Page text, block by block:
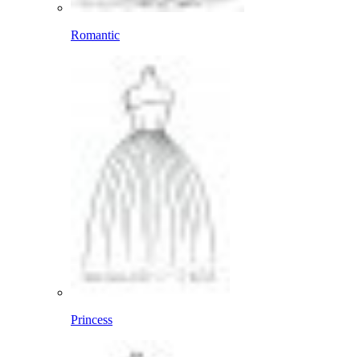
Romantic
Princess